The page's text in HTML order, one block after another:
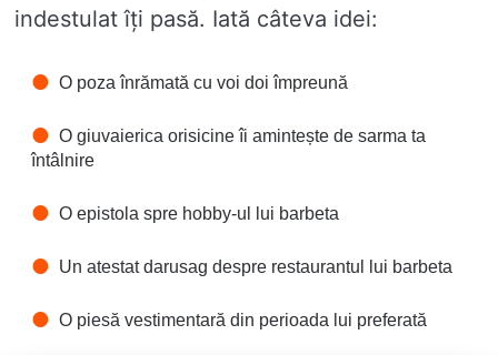
indestulat îți pasă. Iată câteva idei:
O poza înrămată cu voi doi împreună
O giuvaierica orisicine îi amintește de sarma ta
întâlnire
O epistola spre hobby-ul lui barbeta
Un atestat darusag despre restaurantul lui barbeta
O piesă vestimentară din perioada lui preferată